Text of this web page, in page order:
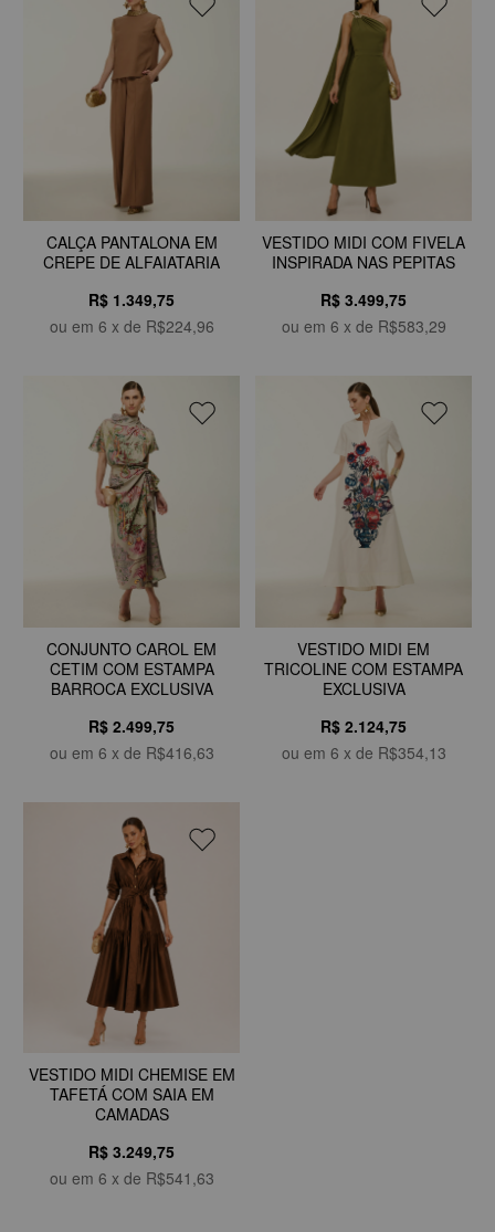
CALÇA PANTALONA EM
CREPE DE ALFAIATARIA
R$ 1.349,75
ou em 6 x de R$224,96
VESTIDO MIDI COM FIVELA
INSPIRADA NAS PEPITAS
R$ 3.499,75
ou em 6 x de R$583,29
CONJUNTO CAROL EM
CETIM COM ESTAMPA
BARROCA EXCLUSIVA
R$ 2.499,75
ou em 6 x de R$416,63
VESTIDO MIDI EM
TRICOLINE COM ESTAMPA
EXCLUSIVA
R$ 2.124,75
ou em 6 x de R$354,13
VESTIDO MIDI CHEMISE EM
TAFETÁ COM SAIA EM
CAMADAS
R$ 3.249,75
ou em 6 x de R$541,63